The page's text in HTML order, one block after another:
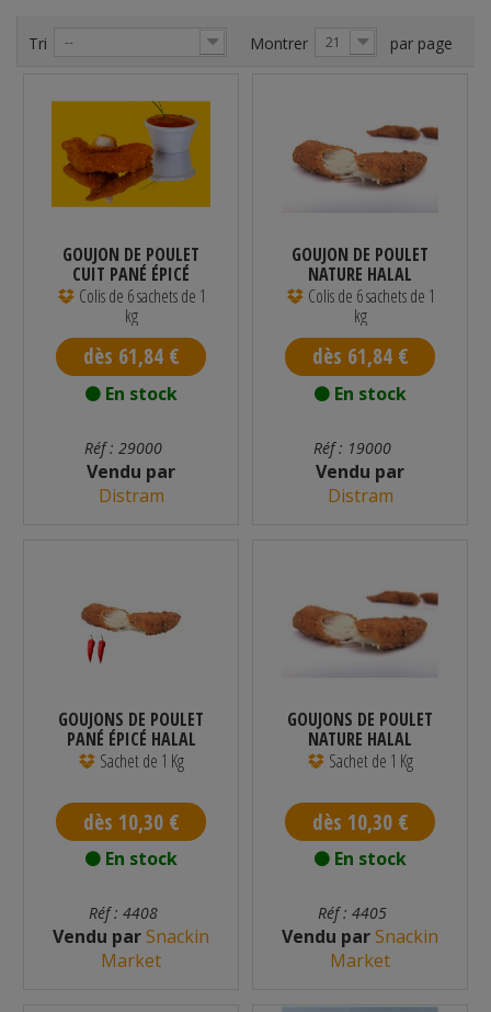
Tri -- Montrer 21 par page
GOUJON DE POULET
CUIT PANÉ ÉPICÉ
HALAL 1 KG -...
Colis de 6 sachets de 1
kg
dès 61,84 €
En stock
Réf : 29000
Vendu par
Distram
GOUJON DE POULET
NATURE HALAL
SURGELÉ 34/45 G 6...
Colis de 6 sachets de 1
kg
dès 61,84 €
En stock
Réf : 19000
Vendu par
Distram
GOUJONS DE POULET
PANÉ ÉPICÉ HALAL
35/45 G 1 KG
Sachet de 1 Kg
dès 10,30 €
En stock
Réf : 4408
Vendu parSnackin
Market
GOUJONS DE POULET
NATURE HALAL
SURGELÉ 1 KG -...
Sachet de 1 Kg
dès 10,30 €
En stock
Réf : 4405
Vendu parSnackin
Market